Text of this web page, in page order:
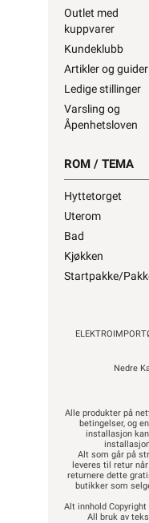
Outlet med
kuppvarer
Kundeklubb
Artikler og guider
Ledige stillinger
Varsling og
Åpenhetsloven
ROM / TEMA
Hyttetorget
Uterom
Bad
Kjøkken
Startpakke/
Nedre
Alle produkter på
betingelser, og
installasjon
Alt som går på
leveres til retur
returnere dette
butikker som
Alt innhold
All bruk av